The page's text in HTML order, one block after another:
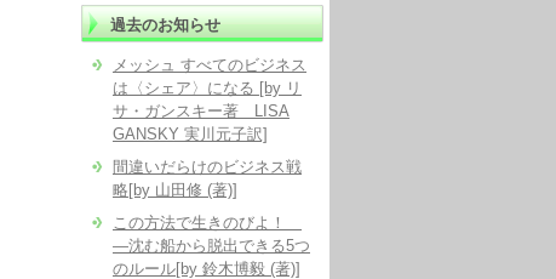
過去のお知らせ
メッシュ すべてのビジネス
は〈シェア〉になる [by リ
サ・ガンスキー著 LISA
GANSKY 実川元子訳]
間違いだらけのビジネス戦
略[by 山田修 (著)]
この方法で生きのびよ！
―沈む船から脱出できる5つ
のルール[by 鈴木博毅 (著)]